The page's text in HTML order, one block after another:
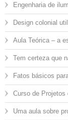
Engenharia de
Design colonial
Aula Teórica – a
Tem certeza que
Fatos básicos
Curso de
Uma aula sobre